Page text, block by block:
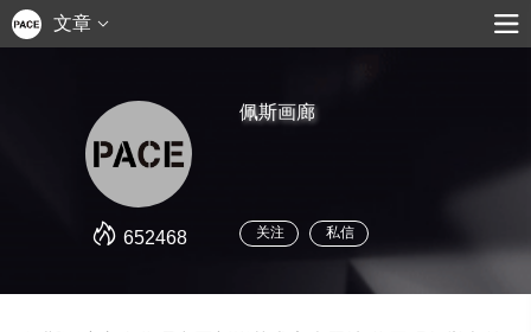
文章
652468
佩斯画廊
关注 私信